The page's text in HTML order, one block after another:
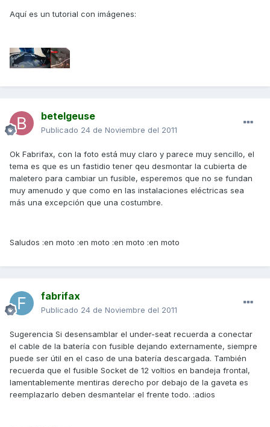
Aquí es un tutorial con imágenes:
betelgeuse
Publicado 24 de Noviembre del 2011
Ok Fabrifax, con la foto está muy claro y parece muy sencillo, el
tema es que es un fastidio tener qeu desmontar la cubierta de
maletero para cambiar un fusible, esperemos que no se fundan
muy amenudo y que como en las instalaciones eléctricas sea
más una excepción que una costumbre.
Saludos :en moto :en moto :en moto :en moto
fabrifax
Publicado 24 de Noviembre del 2011
Sugerencia Si desensamblar el under-seat recuerda a conectar
el cable de la batería con fusible dejando externamente, siempre
puede ser útil en el caso de una batería descargada. También
recuerda que el fusible Socket de 12 voltios en bandeja frontal,
lamentablemente mentiras derecho por debajo de la gaveta es
reemplazarlo deben desmantelar el frente todo. :adios